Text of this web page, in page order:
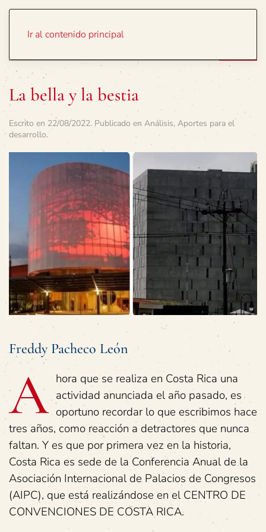
Ir al contenido principal
La bella y la bestia
Escrito en 22/08/2022. Publicado en Análisis, Aportes para el
desarrollo.
Freddy Pacheco León
A hora que se realiza en Costa Rica una
actividad anunciada el año pasado, es
oportuno recordar lo que escribimos hace
tres años, como reacción a detractores que nunca
faltan. Y es que por primera vez en la historia,
Costa Rica es sede de la Conferencia Anual de la
Asociación Internacional de Palacios de Congresos
(AIPC), que está realizándose en el CENTRO DE
CONVENCIONES DE COSTA RICA.